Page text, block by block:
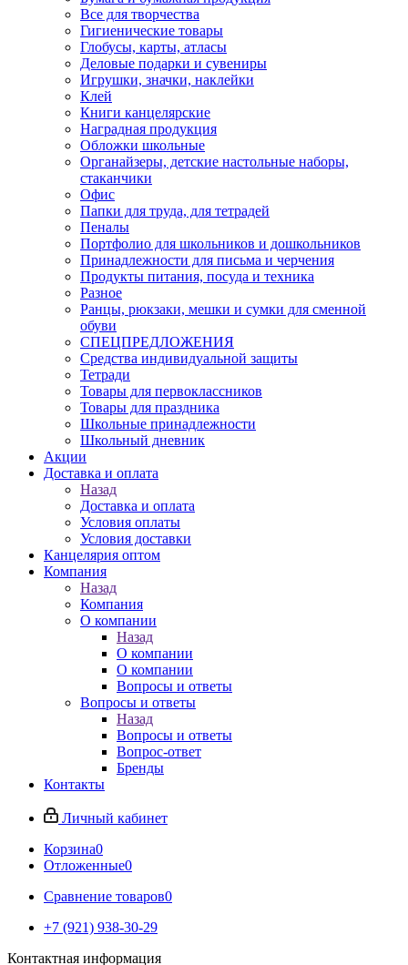
Все для творчества
Гигиенические товары
Глобусы, карты, атласы
Деловые подарки и сувениры
Игрушки, значки, наклейки
Клей
Книги канцелярские
Наградная продукция
Обложки школьные
Органайзеры, детские настольные наборы,
стаканчики
Офис
Папки для труда, для тетрадей
Пеналы
Портфолио для школьников и дошкольников
Принадлежности для письма и черчения
Продукты питания, посуда и техника
Разное
Ранцы, рюкзаки, мешки и сумки для сменной
обуви
СПЕЦПРЕДЛОЖЕНИЯ
Средства индивидуальной защиты
Тетради
Товары для первоклассников
Товары для праздника
Школьные принадлежности
Школьный дневник
Акции
Доставка и оплата
Назад
Доставка и оплата
Условия оплаты
Условия доставки
Канцелярия оптом
Компания
Назад
Компания
О компании
Назад
О компании
О компании
Вопросы и ответы
Вопросы и ответы
Назад
Вопросы и ответы
Вопрос-ответ
Бренды
Контакты
Личный кабинет
Корзина0
Отложенные0
Сравнение товаров0
+7 (921) 938-30-29
Контактная информация